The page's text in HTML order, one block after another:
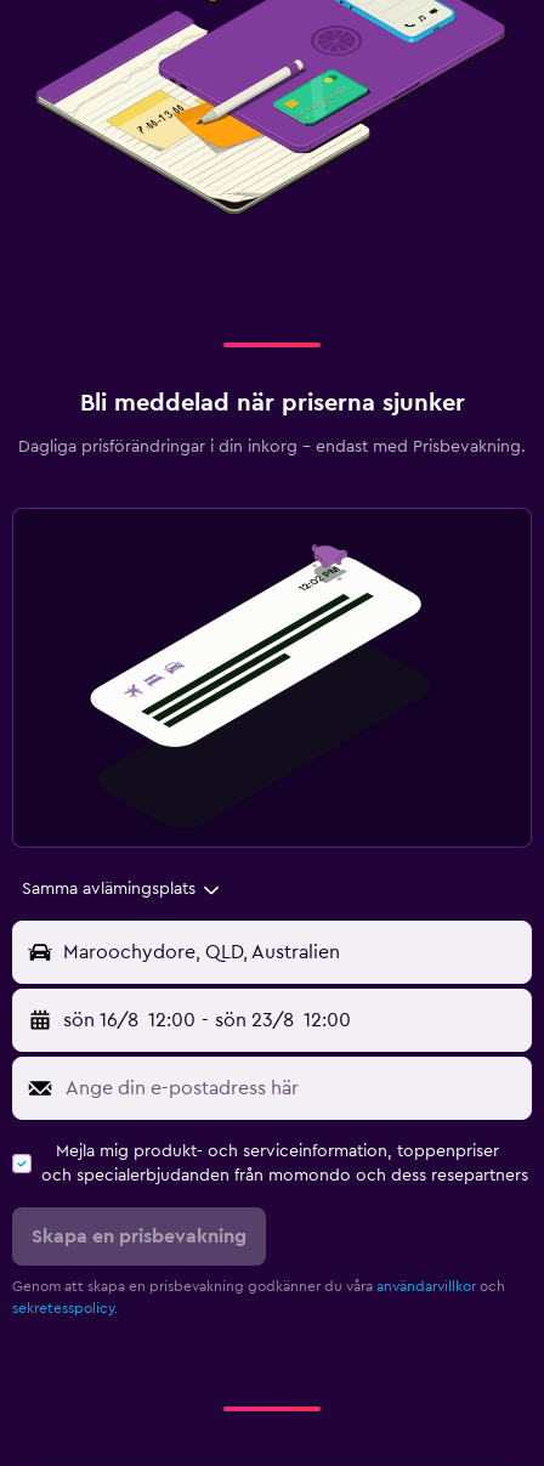
Bli meddelad när priserna sjunker
Dagliga prisförändringar i din inkorg – endast med Prisbevakning.
Samma avlämingsplats
Maroochydore, QLD, Australien
sön 16/8 12:00 - sön 23/8 12:00
Mejla mig produkt- och serviceinformation, toppenpriser
och specialerbjudanden från momondo och dess resepartners
Skapa en prisbevakning
Genom att skapa en prisbevakning godkänner du våra användarvillkor och
sekretesspolicy.